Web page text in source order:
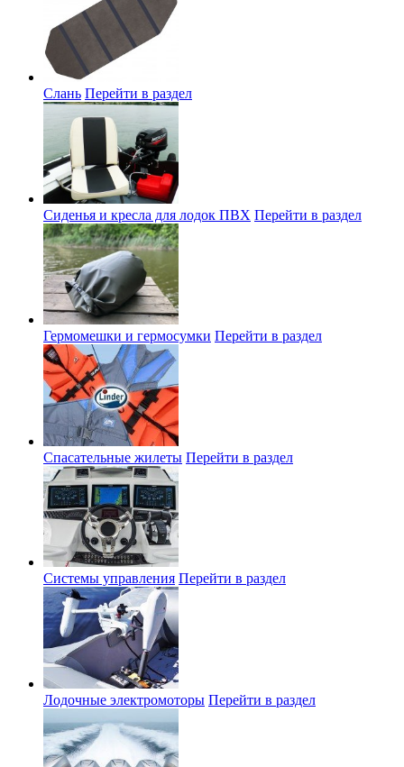
Слань Перейти в раздел
Сиденья и кресла для лодок ПВХ Перейти в раздел
Гермомешки и гермосумки Перейти в раздел
Спасательные жилеты Перейти в раздел
Системы управления Перейти в раздел
Лодочные электромоторы Перейти в раздел